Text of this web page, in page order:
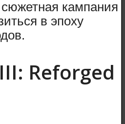
сюжетная кампания
в эпоху
Reforged